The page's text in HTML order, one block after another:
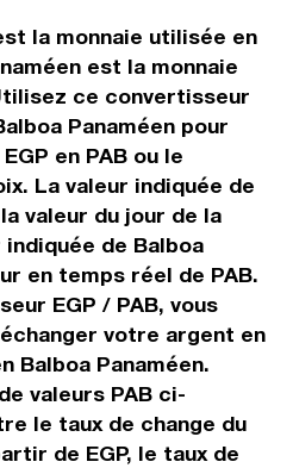
la monnaie utilisée en
est la monnaie
ce convertisseur
Panaméen pour
en PAB ou le
La valeur indiquée de
valeur du jour de la
indiquée de Balboa
en temps réel de PAB.
EGP / PAB, vous
votre argent en
Balboa Panaméen.
valeurs PAB ci-
le taux de change du
de EGP, le taux de